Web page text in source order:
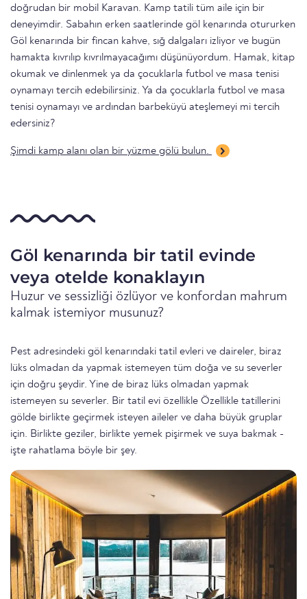
doğrudan bir mobil Karavan. Kamp tatili tüm aile için bir
deneyimdir. Sabahın erken saatlerinde göl kenarında otururken
Göl kenarında bir fincan kahve, sığ dalgaları izliyor ve bugün
hamakta kıvrılıp kıvrılmayacağımı düşünüyordum. Hamak, kitap
okumak ve dinlenmek ya da çocuklarla futbol ve masa tenisi
oynamayı tercih edebilirsiniz. Ya da çocuklarla futbol ve masa
tenisi oynamayı ve ardından barbeküyü ateşlemeyi mi tercih
edersiniz?
Şimdi kamp alanı olan bir yüzme gölü bulun.
Göl kenarında bir tatil evinde
veya otelde konaklayın
Huzur ve sessizliği özlüyor ve konfordan mahrum
kalmak istemiyor musunuz?
Pest adresindeki göl kenarındaki tatil evleri ve daireler, biraz
lüks olmadan da yapmak istemeyen tüm doğa ve su severler
için doğru şeydir. Yine de biraz lüks olmadan yapmak
istemeyen su severler. Bir tatil evi özellikle Özellikle tatillerini
gölde birlikte geçirmek isteyen aileler ve daha büyük gruplar
için. Birlikte geziler, birlikte yemek pişirmek ve suya bakmak -
işte rahatlama böyle bir şey.